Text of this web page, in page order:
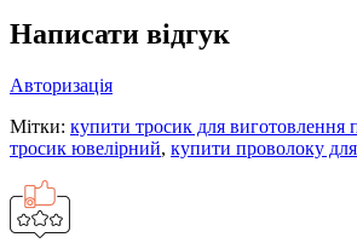
Написати відгук
Авторизація
Мітки: купити тросик для виготовлення
тросик ювелірний, купити проволоку